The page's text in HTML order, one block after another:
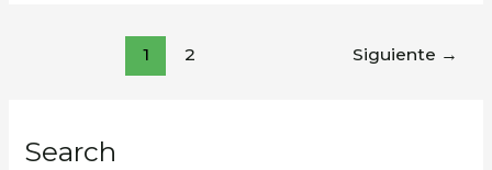
1 2 Siguiente →
Search